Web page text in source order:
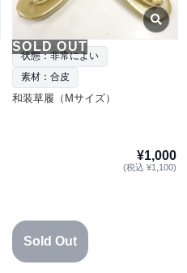
SOLD OUT
状態：非常によい
素材：合皮
和装草履（Mサイズ）
¥1,000
(税込 ¥1,100)
Sold Out